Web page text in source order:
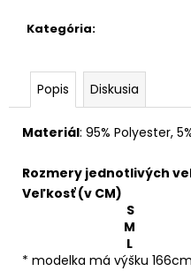
Kategória:
Popis Diskusia
Materiál: 95% Polyester,
Rozmery jednotlivých
Veľkosť (v CM)
S
M
L
* modelka má výšku